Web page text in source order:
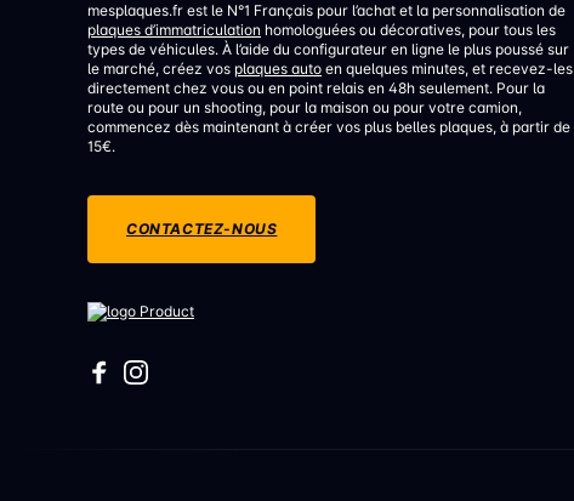
mesplaques.fr est le N°1 Français pour l’achat et la personnalisation de
plaques d’immatriculation homologuées ou décoratives, pour tous les
types de véhicules. À l’aide du configurateur en ligne le plus poussé sur
le marché, créez vos plaques auto en quelques minutes, et recevez-les
directement chez vous ou en point relais en 48h seulement. Pour la
route ou pour un shooting, pour la maison ou pour votre camion,
commencez dès maintenant à créer vos plus belles plaques, à partir de
15€.
CONTACTEZ-NOUS